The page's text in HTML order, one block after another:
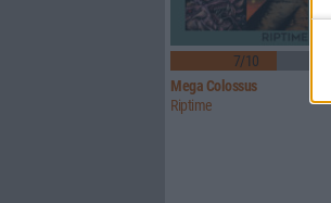
7/10
Mega Colossus
Riptime